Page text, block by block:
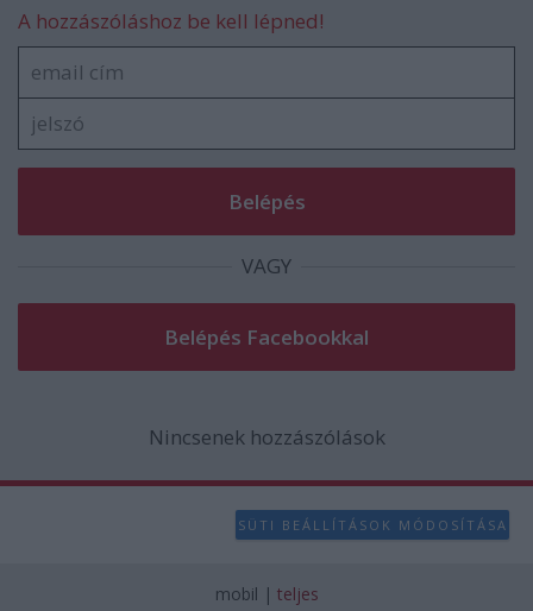
A hozzászóláshoz be kell lépned!
VAGY
Nincsenek hozzászólások
SÜTI BEÁLLÍTÁSOK MÓDOSÍTÁSA
mobil | teljes